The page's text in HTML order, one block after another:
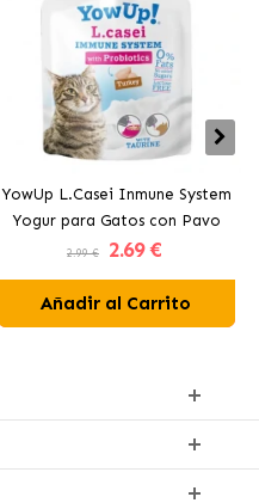
YowUp L.Casei Inmune System
Yogur para Gatos con Pavo
2.99 € 2.69 €
Añadir al Carrito